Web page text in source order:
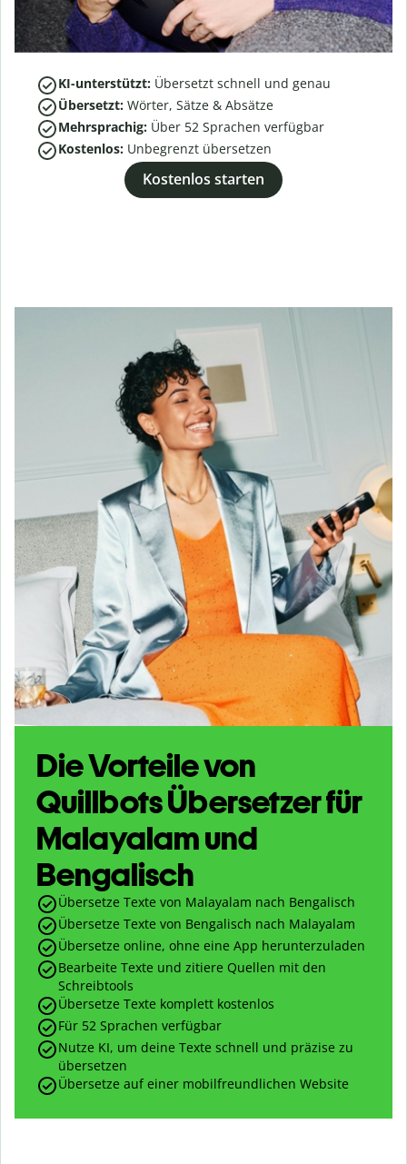
KI-unterstützt: Übersetzt schnell und genau
Übersetzt: Wörter, Sätze & Absätze
Mehrsprachig: Über 52 Sprachen verfügbar
Kostenlos: Unbegrenzt übersetzen
Kostenlos starten
Die Vorteile von
Quillbots Übersetzer für
Malayalam und
Bengalisch
Übersetze Texte von Malayalam nach Bengalisch
Übersetze Texte von Bengalisch nach Malayalam
Übersetze online, ohne eine App herunterzuladen
Bearbeite Texte und zitiere Quellen mit den
Schreibtools
Übersetze Texte komplett kostenlos
Für 52 Sprachen verfügbar
Nutze KI, um deine Texte schnell und präzise zu
übersetzen
Übersetze auf einer mobilfreundlichen Website